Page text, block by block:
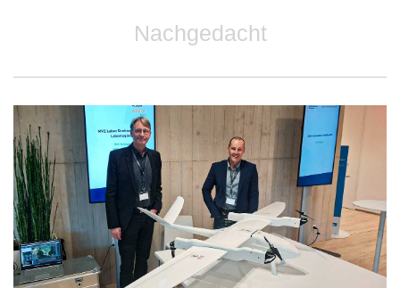
Nachgedacht